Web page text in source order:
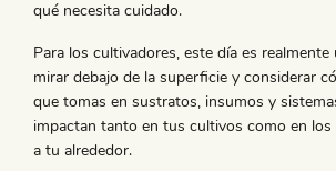
qué necesita cuidado.
Para los cultivadores, este día es
mirar debajo de la superficie y considerar
que tomas en sustratos, insumos y
impactan tanto en tus cultivos como en los
a tu alrededor.